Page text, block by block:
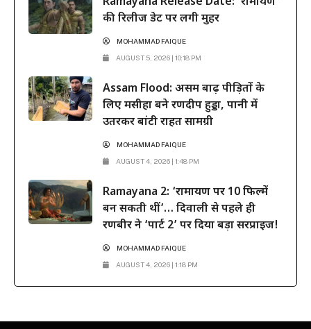
की रिलीज डेट पर लगी मुहर
MOHAMMAD FAIQUE
AUGUST 5, 2026 | 10:18 PM
Assam Flood: असम बाढ़ पीड़ितों के
लिए मसीहा बने रणदीप हुड्डा, पानी में
उतरकर बांटी राहत सामग्री
MOHAMMAD FAIQUE
AUGUST 4, 2026 | 1:48 PM
Ramayana 2: ‘रामायण पर 10 फिल्में
बन सकती थीं’… दिवाली से पहले ही
रणबीर ने ‘पार्ट 2’ पर दिया बड़ा सरप्राइज!
MOHAMMAD FAIQUE
AUGUST 4, 2026 | 1:18 PM